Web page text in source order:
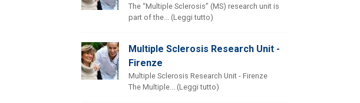
The “Multiple Sclerosis” (MS) research unit is
part of the... (Leggi tutto)
Multiple Sclerosis Research Unit -
Firenze
Multiple Sclerosis Research Unit - Firenze
The Multiple... (Leggi tutto)